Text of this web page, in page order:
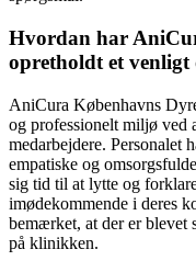
Hvordan har
opretholdt et venligt
AniCura Københavns
og professionelt miljø ved
medarbejdere. Personalet
empatiske og
sig tid til at lytte og
imødekommende i deres
bemærket, at der er blevet
på klinikken.